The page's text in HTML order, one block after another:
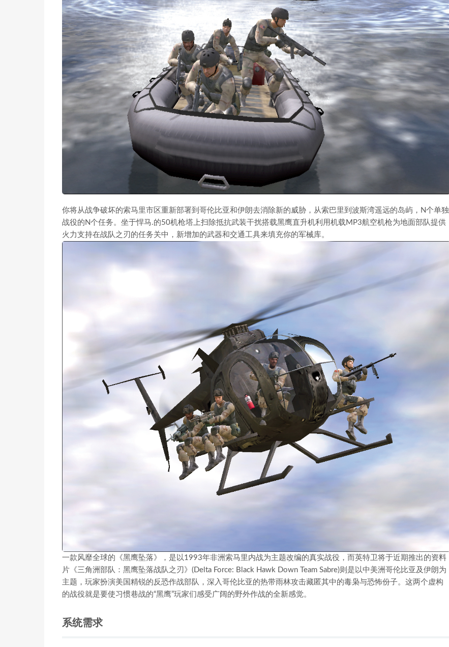
你将从战争破坏的索马里市区重新部署到哥伦比亚和伊朗去消除新的威胁，从索巴里到波斯湾遥远的岛屿，N个单独
战役的N个任务。坐于悍马.的50机枪塔上扫除抵抗武装干扰搭载黑鹰直升机利用机载MP3航空机枪为地面部队提供
火力支持在战队之刃的任务关中，新增加的武器和交通工具来填充你的军械库。
一款风靡全球的《黑鹰坠落》，是以1993年非洲索马里内战为主题改编的真实战役，而英特卫将于近期推出的资料
片《三角洲部队：黑鹰坠落战队之刃》(Delta Force: Black Hawk Down Team Sabre)则是以中美洲哥伦比亚及伊朗为
主题，玩家扮演美国精锐的反恐作战部队，深入哥伦比亚的热带雨林攻击藏匿其中的毒枭与恐怖份子。这两个虚构
的战役就是要使习惯巷战的“黑鹰”玩家们感受广阔的野外作战的全新感觉。
系统需求